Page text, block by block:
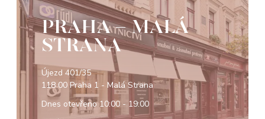
PRAHA - MALÁ
STRANA
Újezd 401/35
118 00 Praha 1 - Malá Strana
Dnes otevřeno10:00 - 19:00